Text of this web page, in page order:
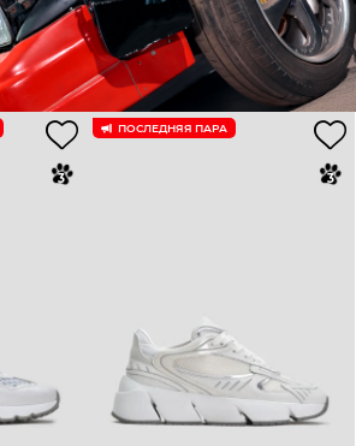
ПОСЛЕДНЯЯ ПАРА